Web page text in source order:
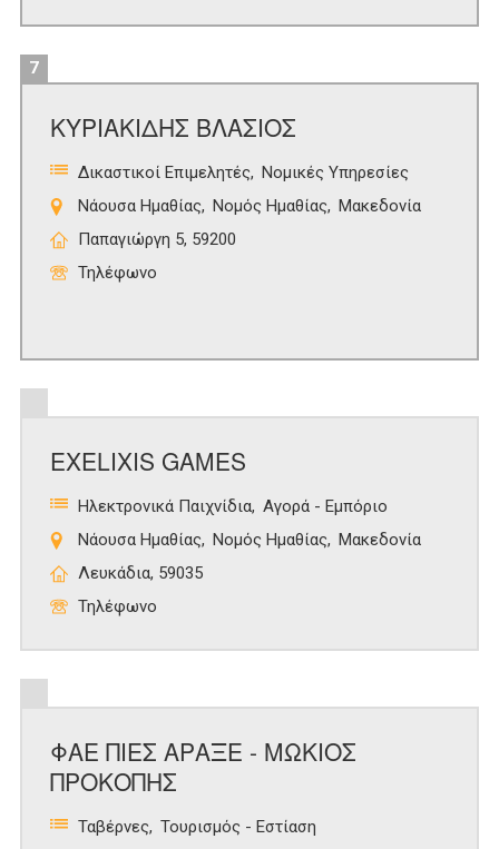
7
ΚΥΡΙΑΚΙΔΗΣ ΒΛΑΣΙΟΣ
Δικαστικοί Επιμελητές
Νομικές Υπηρεσίες
Νάουσα Ημαθίας
Νομός Ημαθίας
Μακεδονία
Παπαγιώργη 5, 59200
Τηλέφωνο
EXELIXIS GAMES
Ηλεκτρονικά Παιχνίδια Αγορά - Εμπόριο
Νάουσα Ημαθίας
Νομός Ημαθίας
Μακεδονία
Λευκάδια, 59035
Τηλέφωνο
ΦΑΕ ΠΙΕΣ ΑΡΑΞΕ - ΜΩΚΙΟΣ
ΠΡΟΚΟΠΗΣ
Ταβέρνες
Τουρισμός - Εστίαση